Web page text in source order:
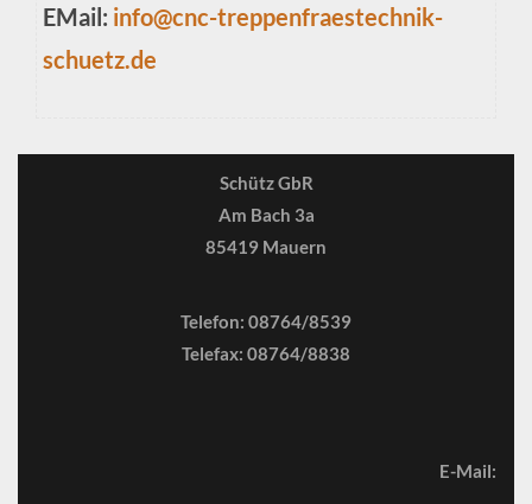
EMail: info@cnc-treppenfraestechnik-
schuetz.de
Schütz GbR
Am Bach 3a
85419 Mauern
Telefon: 08764/8539
Telefax: 08764/8838
E-Mail: